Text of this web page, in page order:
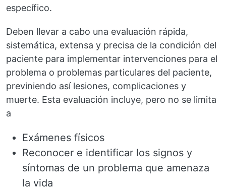
específico.
Deben llevar a cabo una evaluación rápida,
sistemática, extensa y precisa de la condición del
paciente para implementar intervenciones para el
problema o problemas particulares del paciente,
previniendo así lesiones, complicaciones y
muerte. Esta evaluación incluye, pero no se limita
a
Exámenes físicos
Reconocer e identificar los signos y
síntomas de un problema que amenaza
la vida